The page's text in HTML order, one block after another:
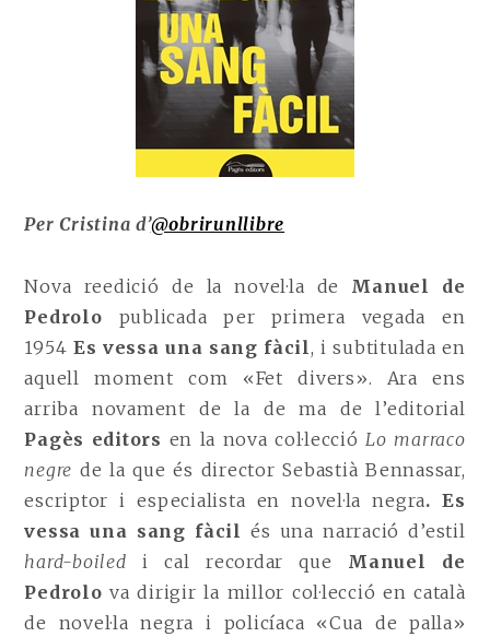
Per Cristina d’@obrirunllibre
Nova reedició de la novel·la de Manuel de
Pedrolo publicada per primera vegada en
1954 Es vessa una sang fàcil, i subtitulada en
aquell moment com «Fet divers». Ara ens
arriba novament de la de ma de l’editorial
Pagès editors en la nova col·lecció Lo marraco
negre de la que és director Sebastià Bennassar,
escriptor i especialista en novel·la negra. Es
vessa una sang fàcil és una narració d’estil
hard-boiled i cal recordar que Manuel de
Pedrolo va dirigir la millor col·lecció en català
de novel·la negra i policíaca «Cua de palla»